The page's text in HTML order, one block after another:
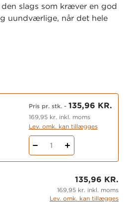
slags som kræver en god
uundværlige, når det hele
af Rasmus
Pris pr. stk.- 135,96 KR.
169,95 kr. inkl. moms
Lev. omk. kan tillægges
1
135,96 KR.
169,95 kr. inkl. moms
Lev. omk. kan tillægges